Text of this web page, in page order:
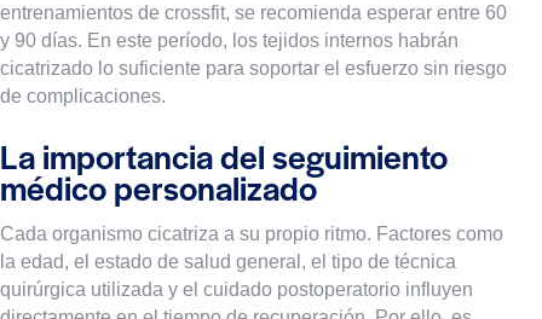
entrenamientos de crossfit, se recomienda esperar entre 60
y 90 días. En este período, los tejidos internos habrán
cicatrizado lo suficiente para soportar el esfuerzo sin riesgo
de complicaciones.
La importancia del seguimiento
médico personalizado
Cada organismo cicatriza a su propio ritmo. Factores como
la edad, el estado de salud general, el tipo de técnica
quirúrgica utilizada y el cuidado postoperatorio influyen